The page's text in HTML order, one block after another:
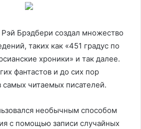
Рэй Брэдбери создал множество
таких как «451 градус по
хроники» и так далее.
фантастов и до сих пор
самых читаемых писателей.
необычным способом
с помощью записи случайных